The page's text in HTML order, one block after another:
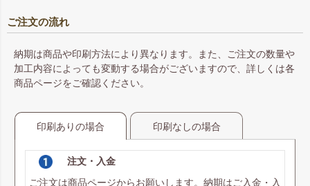
ご注文の流れ
納期は商品や印刷方法により異なります。また、ご注文の数量や
加工内容によっても変動する場合がございますので、詳しくは各
商品ページをご確認ください。
印刷ありの場合 印刷なしの場合
注文・入金
ご注文は商品ページからお願いします。納期はご入金・入